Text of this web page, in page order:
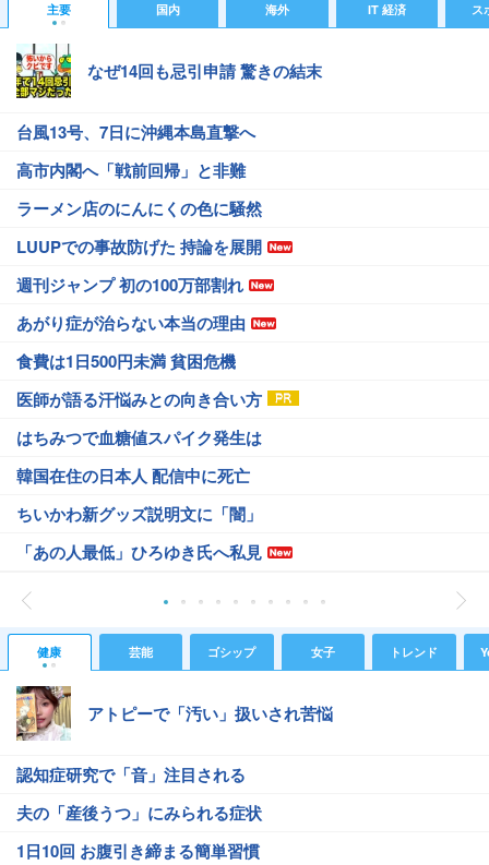
主要 国内 海外 IT 経済 ス
なぜ14回も忌引申請 驚きの結末
台風13号、7日に沖縄本島直撃へ
高市内閣へ「戦前回帰」と非難
ラーメン店のにんにくの色に騒然
LUUPでの事故防げた 持論を展開
週刊ジャンプ 初の100万部割れ
あがり症が治らない本当の理由
食費は1日500円未満 貧困危機
医師が語る汗悩みとの向き合い方
はちみつで血糖値スパイク発生は
韓国在住の日本人 配信中に死亡
ちいかわ新グッズ説明文に「闇」
「あの人最低」ひろゆき氏へ私見
健康 芸能 ゴシップ 女子 トレンド
アトピーで「汚い」扱いされ苦悩
認知症研究で「音」注目される
夫の「産後うつ」にみられる症状
1日10回 お腹引き締まる簡単習慣